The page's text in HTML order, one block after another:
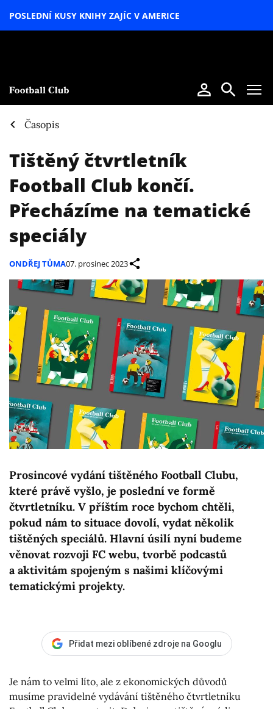
POSLEDNÍ KUSY KNIHY ZAJÍC V AMERICE
Časopis
Tištěný čtvrtletník
Football Club končí.
Přecházíme na tematické
speciály
ONDŘEJ TŮMA07. prosinec 2023
Prosincové vydání tištěného Football Clubu,
které právě vyšlo, je poslední ve formě
čtvrtletníku. V příštím roce bychom chtěli,
pokud nám to situace dovolí, vydat několik
tištěných speciálů. Hlavní úsilí nyní budeme
věnovat rozvoji FC webu, tvorbě podcastů
a aktivitám spojeným s našimi klíčovými
tematickými projekty.
Přidat mezi oblíbené zdroje na Googlu
Je nám to velmi líto, ale z ekonomických důvodů
musíme pravidelné vydávání tištěného čtvrtletníku